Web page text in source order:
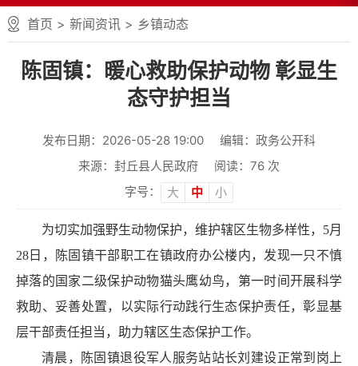
首页 > 新闻资讯 > 乡镇动态
陈固镇：暖心救助保护动物 彰显生
态守护担当
发布日期：2026-05-28 19:00
编辑：政务公开科
来源：封丘县人民政府
阅读： 76 次
字号：
大 中 小
为切实加强野生动物保护，维护辖区生物多样性，5月
28日，陈固镇干部职工在镇政府办公楼内，发现一只不慎
掉落的国家二级保护动物猫头鹰幼鸟，第一时间开展科学
救助、妥善处置，以实际行动践行生态保护责任，彰显基
层干部责任担当，助力辖区生态保护工作。
清晨，陈固镇退役军人服务站站长刘建设正常到岗上